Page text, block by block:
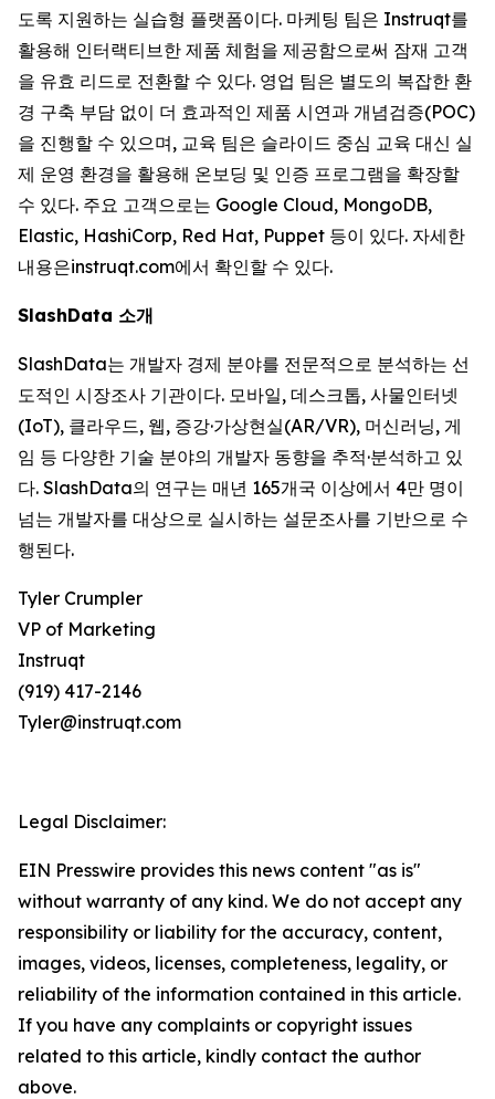
도록 지원하는 실습형 플랫폼이다. 마케팅 팀은 Instruqt를
활용해 인터랙티브한 제품 체험을 제공함으로써 잠재 고객
을 유효 리드로 전환할 수 있다. 영업 팀은 별도의 복잡한 환
경 구축 부담 없이 더 효과적인 제품 시연과 개념검증(POC)
을 진행할 수 있으며, 교육 팀은 슬라이드 중심 교육 대신 실
제 운영 환경을 활용해 온보딩 및 인증 프로그램을 확장할
수 있다. 주요 고객으로는 Google Cloud, MongoDB,
Elastic, HashiCorp, Red Hat, Puppet 등이 있다. 자세한
내용은instruqt.com에서 확인할 수 있다.
SlashData 소개
SlashData는 개발자 경제 분야를 전문적으로 분석하는 선
도적인 시장조사 기관이다. 모바일, 데스크톱, 사물인터넷
(IoT), 클라우드, 웹, 증강·가상현실(AR/VR), 머신러닝, 게
임 등 다양한 기술 분야의 개발자 동향을 추적·분석하고 있
다. SlashData의 연구는 매년 165개국 이상에서 4만 명이
넘는 개발자를 대상으로 실시하는 설문조사를 기반으로 수
행된다.
Tyler Crumpler
VP of Marketing
Instruqt
(919) 417-2146
Tyler@instruqt.com
Legal Disclaimer:
EIN Presswire provides this news content "as is"
without warranty of any kind. We do not accept any
responsibility or liability for the accuracy, content,
images, videos, licenses, completeness, legality, or
reliability of the information contained in this article.
If you have any complaints or copyright issues
related to this article, kindly contact the author
above.